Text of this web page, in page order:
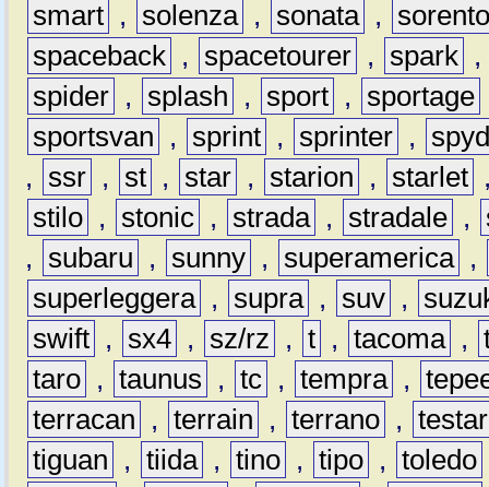
smart , solenza , sonata ,
spaceback , spacetourer , spark ,
spider , splash , sport , sportage
sportsvan
, sprint , sprinter ,
,
ssr , st , star , starion , starlet
stilo , stonic , strada , stradale ,
,
subaru , sunny , superamerica ,
superleggera , supra , suv ,
swift , sx4 , sz/rz , t , tacoma ,
taro , taunus , tc , tempra ,
terracan
, terrain , terrano ,
tiguan
, tiida , tino , tipo , toledo